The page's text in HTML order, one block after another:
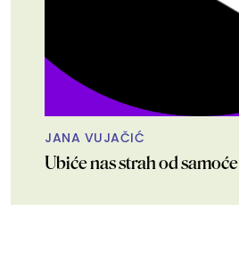
JANA VUJAČIĆ
Ubiće nas strah od samoće